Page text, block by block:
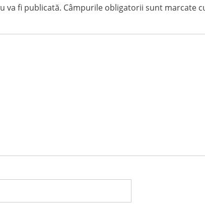
va fi publicată. Câmpurile obligatorii sunt marcate